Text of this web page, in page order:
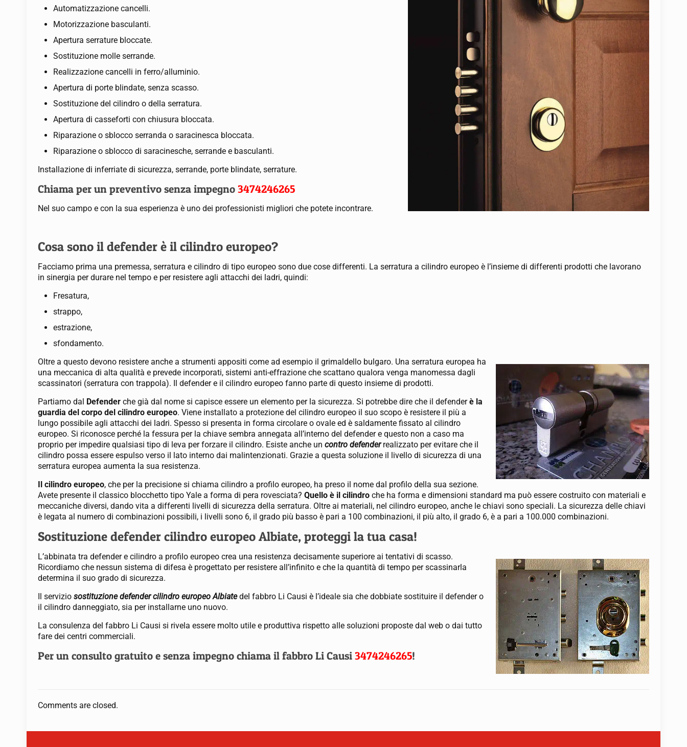
Automatizzazione cancelli.
Motorizzazione basculanti.
Apertura serrature bloccate.
Sostituzione molle serrande.
Realizzazione cancelli in ferro/alluminio.
Apertura di porte blindate, senza scasso.
Sostituzione del cilindro o della serratura.
Apertura di casseforti con chiusura bloccata.
Riparazione o sblocco serranda o saracinesca bloccata.
Riparazione o sblocco di saracinesche, serrande e basculanti.
Installazione di inferriate di sicurezza, serrande, porte blindate, serrature.
Chiama per un preventivo senza impegno3474246265
Nel suo campo e con la sua esperienza è uno dei professionisti migliori che potete incontrare.
Cosa sono il defender è il cilindro europeo?
Facciamo prima una premessa, serratura e cilindro di tipo europeo sono due cose differenti. La serratura a cilindro europeo è l’insieme di differenti prodotti che lavorano
in sinergia per durare nel tempo e per resistere agli attacchi dei ladri, quindi:
Fresatura,
strappo,
estrazione,
sfondamento.
Oltre a questo devono resistere anche a strumenti appositi come ad esempio il grimaldello bulgaro. Una serratura europea ha
una meccanica di alta qualità e prevede incorporati, sistemi anti-effrazione che scattano qualora venga manomessa dagli
scassinatori (serratura con trappola). Il defender e il cilindro europeo fanno parte di questo insieme di prodotti.
Partiamo dal Defender che già dal nome si capisce essere un elemento per la sicurezza. Si potrebbe dire che il defenderè la
guardia del corpo del cilindro europeo. Viene installato a protezione del cilindro europeo il suo scopo è resistere il più a
lungo possibile agli attacchi dei ladri. Spesso si presenta in forma circolare o ovale ed è saldamente fissato al cilindro
europeo. Si riconosce perché la fessura per la chiave sembra annegata all’interno del defender e questo non a caso ma
proprio per impedire qualsiasi tipo di leva per forzare il cilindro. Esiste anche uncontro defenderrealizzato per evitare che il
cilindro possa essere espulso verso il lato interno dai malintenzionati. Grazie a questa soluzione il livello di sicurezza di una
serratura europea aumenta la sua resistenza.
Il cilindro europeo, che per la precisione si chiama cilindro a profilo europeo, ha preso il nome dal profilo della sua sezione.
Avete presente il classico blocchetto tipo Yale a forma di pera rovesciata?Quello è il cilindro che ha forma e dimensioni standard ma può essere costruito con materiali e
meccaniche diversi, dando vita a differenti livelli di sicurezza della serratura. Oltre ai materiali, nel cilindro europeo, anche le chiavi sono speciali. La sicurezza delle chiavi
è legata al numero di combinazioni possibili, i livelli sono 6, il grado più basso è pari a 100 combinazioni, il più alto, il grado 6, è a pari a 100.000 combinazioni.
Sostituzione defender cilindro europeo Albiate, proteggi la tua casa!
L’abbinata tra defender e cilindro a profilo europeo crea una resistenza decisamente superiore ai tentativi di scasso.
Ricordiamo che nessun sistema di difesa è progettato per resistere all’infinito e che la quantità di tempo per scassinarla
determina il suo grado di sicurezza.
Il serviziosostituzione defender cilindro europeo Albiatedel fabbro Li Causi è l’ideale sia che dobbiate sostituire il defender o
il cilindro danneggiato, sia per installarne uno nuovo.
La consulenza del fabbro Li Causi si rivela essere molto utile e produttiva rispetto alle soluzioni proposte dal web o dai tutto
fare dei centri commerciali.
Per un consulto gratuito e senza impegno chiama ilfabbro Li Causi 3474246265!
Comments are closed.